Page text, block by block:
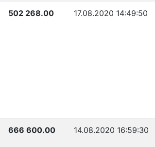
502 268.00 17.08.2020 14:49:50
666 600.00 14.08.2020 16:59:30